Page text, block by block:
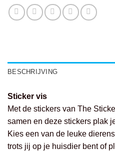
BESCHRIJVING
Sticker vis
Met de stickers van The
samen en deze stickers plak
Kies een van de leuke
trots jij op je huisdier bent of